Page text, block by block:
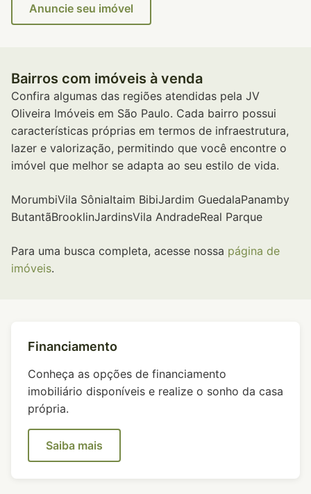
Anuncie seu imóvel
Bairros com imóveis à venda
Confira algumas das regiões atendidas pela JV
Oliveira Imóveis em São Paulo. Cada bairro possui
características próprias em termos de infraestrutura,
lazer e valorização, permitindo que você encontre o
imóvel que melhor se adapta ao seu estilo de vida.
MorumbiVila SôniaItaim BibiJardim GuedalaPanamby
ButantãBrooklinJardinsVila AndradeReal Parque
Para uma busca completa, acesse nossa página de
imóveis.
Financiamento
Conheça as opções de financiamento
imobiliário disponíveis e realize o sonho da casa
própria.
Saiba mais